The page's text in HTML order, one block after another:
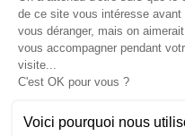
de ce site vous intéresse avant
vous déranger, mais on
vous accompagner pendant
visite...
C'est OK pour vous ?
Voici pourquoi nous
Booster les ventes
Suivi des ventes
Support